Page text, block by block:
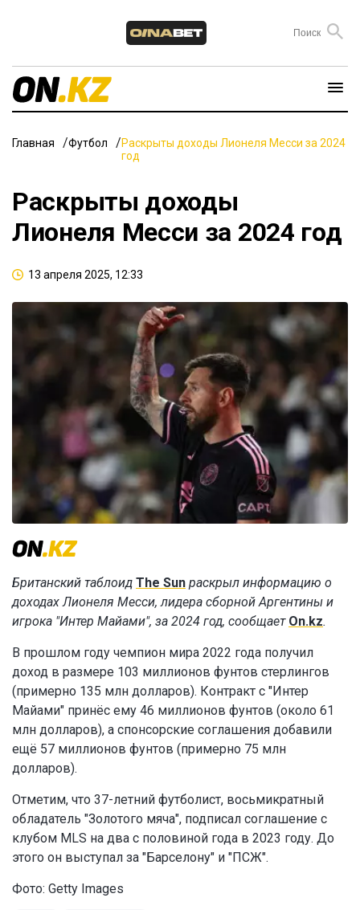
Главная Футбол
Раскрыты доходы Лионеля Месси за 2024
год
Раскрыты доходы
Лионеля Месси за 2024 год
13 апреля 2025, 12:33
Британский таблоид The Sun раскрыл информацию о
доходах Лионеля Месси, лидера сборной Аргентины и
игрока "Интер Майами", за 2024 год, сообщает On.kz.
В прошлом году чемпион мира 2022 года получил
доход в размере 103 миллионов фунтов стерлингов
(примерно 135 млн долларов). Контракт с "Интер
Майами" принёс ему 46 миллионов фунтов (около 61
млн долларов), а спонсорские соглашения добавили
ещё 57 миллионов фунтов (примерно 75 млн
долларов).
Отметим, что 37-летний футболист, восьмикратный
обладатель "Золотого мяча", подписал соглашение с
клубом MLS на два с половиной года в 2023 году. До
этого он выступал за "Барселону" и "ПСЖ".
Фото: Getty Images